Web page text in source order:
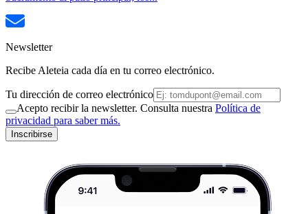
Newsletter
Recibe Aleteia cada día en tu correo electrónico.
Tu dirección de correo electrónico
Acepto recibir la newsletter. Consulta nuestra Política de
privacidad para saber más.
Inscribirse